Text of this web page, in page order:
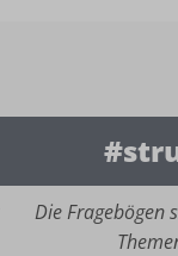
Die Fragebögen